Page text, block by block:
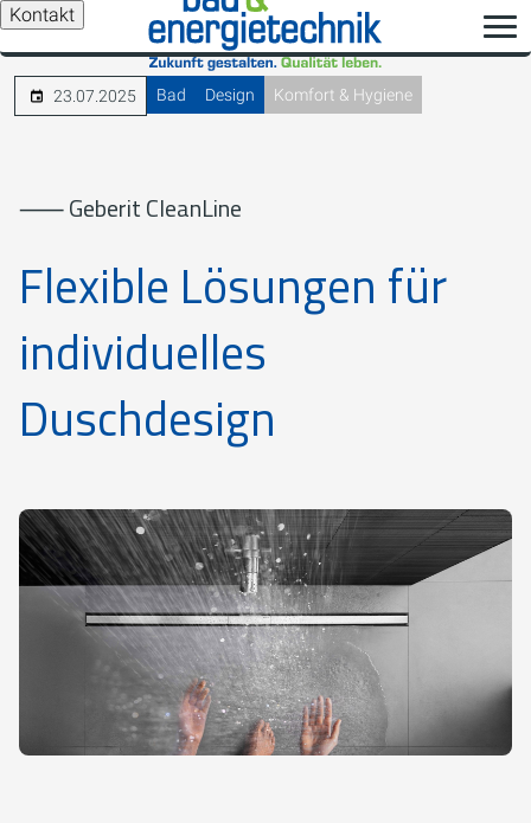
Kontakt
23.07.2025 Bad Design Komfort & Hygiene
⸺ Geberit CleanLine
Flexible Lösungen für
individuelles
Duschdesign